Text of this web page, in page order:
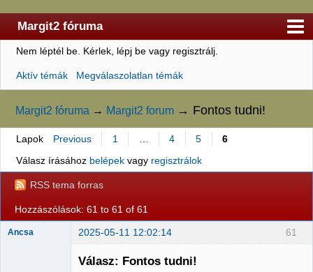
Margit2 fóruma
Kezdőlap
Felhasználólista
Szabályzat
Keresés
Regisztráció
Belépés
Nem léptél be. Kérlek, lépj be vagy regisztrálj.
Aktív témák Megválaszolatlan témák
Margit2 fóruma → Margit2 forum → Fontos tudni!
Lapok Previous 1 4 5
6
Válasz írásához belépekvagy regisztrálok
RSS tema forras
Hozzászólások: 61 to 61 of 61
61
Ancsa 2025-05-11 12:02:14
Válasz: Fontos tudni!